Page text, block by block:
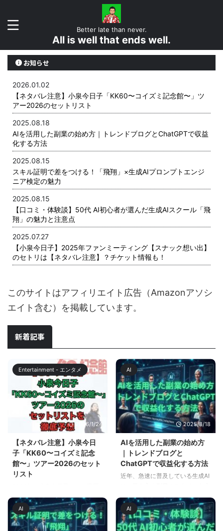
Better late than never.
All is well that ends well.
お知らせ
2026.01.02
【ネタバレ注意】小泉今日子「KK60〜コイズミ記念館〜」ツ
アー2026のセットリスト
2025.08.18
AIを活用した副業の始め方｜トレンドブログとChatGPTで収益
化する方法
2025.08.15
スキル証明で差をつける！「飛翔」×生成AIプロンプトエンジ
ニア検定の魅力
2025.08.15
【口コミ・体験談】50代 AI初心者が選んだ生成AIスクール「飛
翔」の魅力と注意点
2025.07.27
【小泉今日子】2025年ファンミーティング【スナック想い出】
のセトリは【ネタバレ注意】？チケット情報も！
このサイトはアフィリエイト広告（Amazonアソシ
エイト含む）を掲載しています。
新着記事
Entertainment - エンタメ
2026/1/24
【ネタバレ注意】小泉今日
子「KK60〜コイズミ記念
館〜」ツアー2026のセット
リスト
（60歳）。この節目に全国ホー
ルツアーとして開催されるのが、
「KK60〜コイズミ記念館〜
KYOKO KOIZUMI TOUR 2026」
AI
2025/8/18
AIを活用した副業の始め方
｜トレンドブログと
ChatGPTで収益化する方法
近年、急速に普及している生成AI
きく変えつつあります。特に「文
章生成」や「情報整理」に強みを
持つChatGPTを活用すれば、従
来なら数時間かかっていた作業が
AI AI